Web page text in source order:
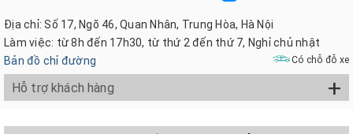
Địa chỉ: Số 17, Ngõ 46, Quan Nhân, Trung Hòa, Hà Nội
Làm việc: từ 8h đến 17h30, từ thứ 2 đến thứ 7, Nghỉ chủ nhật
Bản đồ chỉ đường
Có chỗ đỗ xe
Hỗ trợ khách hàng +